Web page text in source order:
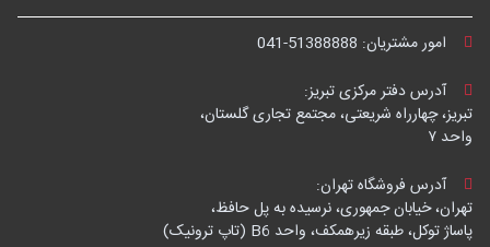
امور مشتریان: 041-51388888
آدرس دفتر مرکزی تبریز:
تبریز، چهارراه شریعتی، مجتمع تجاری گلستان،
واحد ۷
آدرس فروشگاه تهران:
تهران، خیابان جمهوری، نرسیده به پل حافظ،
پاساژ توکل، طبقه زیرهمکف، واحد B6 (تاپ ترونیک)